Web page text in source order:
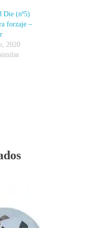
Die (nº5)
forzaje –
2020